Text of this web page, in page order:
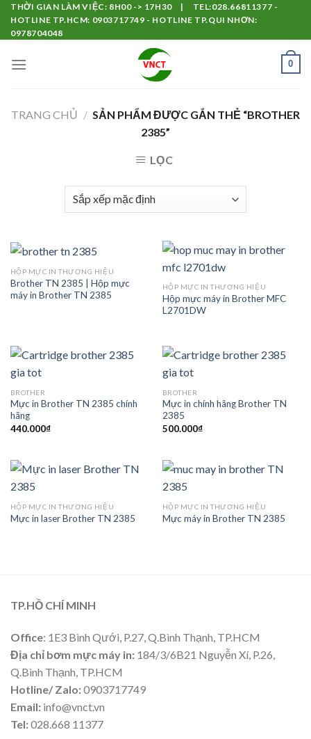
Skip
content
THỜI GIAN LÀM VIỆC: 8H00 -> 17H30 | TEL:028.66811377 -
HOTLINE TP.HCM: 0903717749 - HOTLINE TP.QUI NHƠN:
0978704048
0
TRANG CHỦ / SẢN PHẨM ĐƯỢC GẮN THẺ “BROTHER
2385”
LỌC
HỘP MỰC IN THƯƠNG HIỆU
Brother TN 2385 | Hộp mực
máy in Brother TN 2385
HỘP MỰC IN THƯƠNG HIỆU
Hộp mực máy in Brother MFC
L2701DW
BROTHER
Mực in Brother TN 2385 chính
hãng
440.000₫
BROTHER
Mực in chính hãng Brother TN
2385
500.000₫
HỘP MỰC IN THƯƠNG HIỆU
Mực in laser Brother TN 2385
HỘP MỰC IN THƯƠNG HIỆU
Mực máy in Brother TN 2385
TP.HỒ CHÍ MINH
Office: 1E3 Bình Qưới, P.27, Q.Bình Thạnh, TP.HCM
Địa chỉ bơm mực máy in: 184/3/6B21 Nguyễn Xí, P.26,
Q.Bình Thạnh, TP.HCM
Hotline/ Zalo:0903717749
Email: info@vnct.vn
Tel:028.668 11377